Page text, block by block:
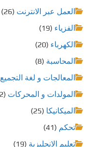
العمل عبر الانترنت (26)
الفزياء (19)
الكهرباء (20)
المحاسبة (8)
المعالجات و لغة التجميع
المولدات و المحركات (22)
الميكانيكا (25)
تحكم (41)
تعليم الانجليزية (19)